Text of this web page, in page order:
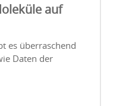
auf
es überraschend
Daten der